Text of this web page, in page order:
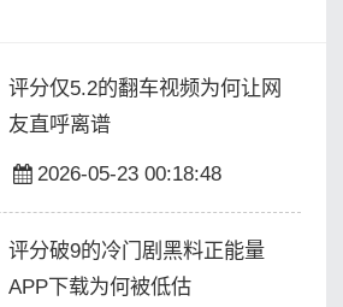
评分仅5.2的翻车视频为何让网
友直呼离谱
2026-05-23 00:18:48
评分破9的冷门剧黑料正能量
APP下载为何被低估